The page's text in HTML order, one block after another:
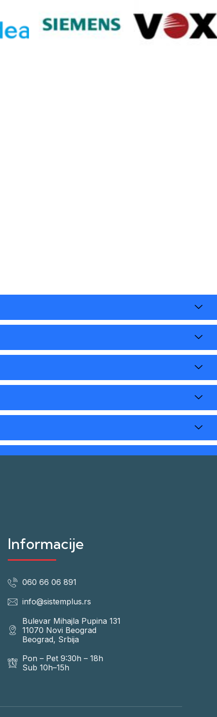
Informacije
060 66 06 891
info@sistemplus.rs
Bulevar Mihajla Pupina 131
11070 Novi Beograd
Beograd, Srbija
Pon – Pet 9:30h – 18h
Sub 10h–15h